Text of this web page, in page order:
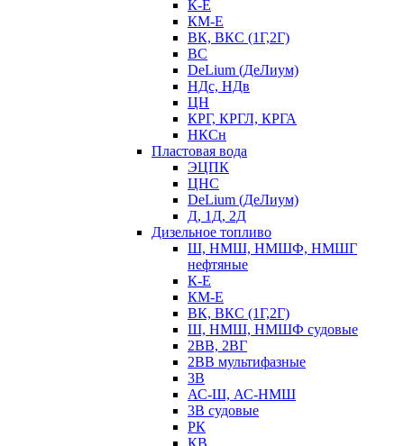
К-Е
КМ-Е
ВК, ВКС (1Г,2Г)
ВС
DeLium (ДеЛиум)
НДс, НДв
ЦН
КРГ, КРГЛ, КРГА
НКСн
Пластовая вода
ЭЦПК
ЦНС
DeLium (ДеЛиум)
Д, 1Д, 2Д
Дизельное топливо
Ш, НМШ, НМШФ, НМШГ
нефтяные
К-Е
КМ-Е
ВК, ВКС (1Г,2Г)
Ш, НМШ, НМШФ судовые
2ВВ, 2ВГ
2ВВ мультифазные
3В
АС-Ш, АС-НМШ
3В судовые
РК
КВ